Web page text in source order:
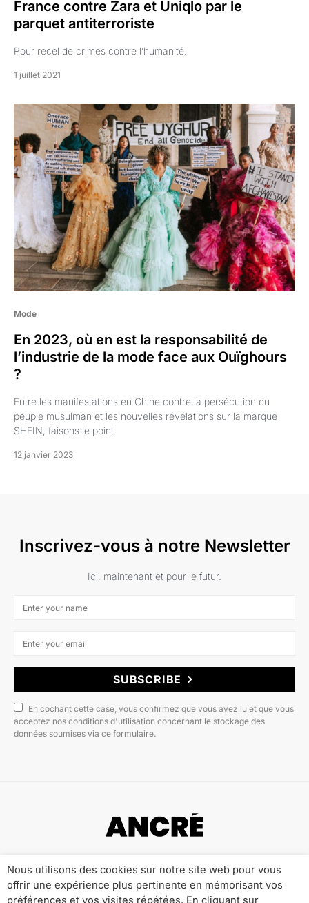
France contre Zara et Uniqlo par le
parquet antiterroriste
Pour recel de crimes contre l’humanité.
1 juillet 2021
Mode
En 2023, où en est la responsabilité de
l’industrie de la mode face aux Ouïghours
?
Entre les manifestations en Chine contre la persécution du
peuple musulman et les nouvelles révélations sur la marque
SHEIN, faisons le point.
12 janvier 2023
Inscrivez-vous à notre Newsletter
Ici, maintenant et pour le futur.
SUBSCRIBE
En cochant cette case, vous confirmez que vous avez lu et que vous
acceptez nos conditions d'utilisation concernant le stockage des
données soumises via ce formulaire.
Qui sommes-nous ? Publicité Contact
Nous utilisons des cookies sur notre site web pour vous
offrir une expérience plus pertinente en mémorisant vos
préférences et vos visites répétées. En cliquant sur